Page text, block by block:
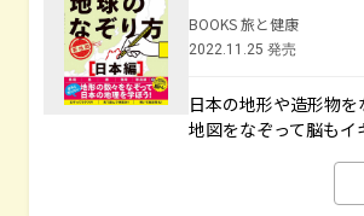
BOOKS 旅と健康
2022.11.25 発売
日本の地形や造形物
地図をなぞって脳もイ